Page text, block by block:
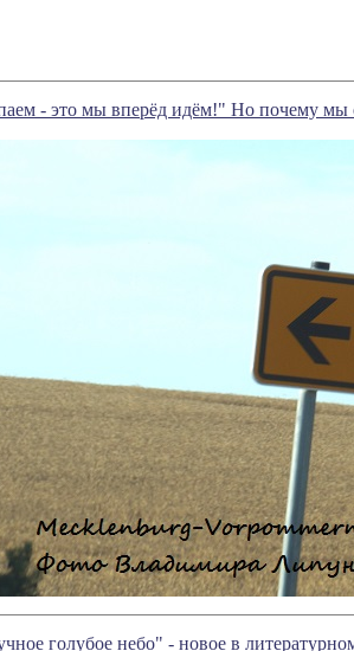
- это мы вперёд идём!" Но почему мы
голубое небо" - новое в